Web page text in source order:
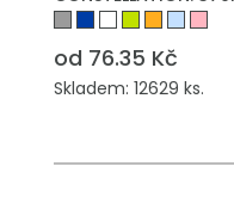
od 76.35 Kč
Skladem: 12629 ks.